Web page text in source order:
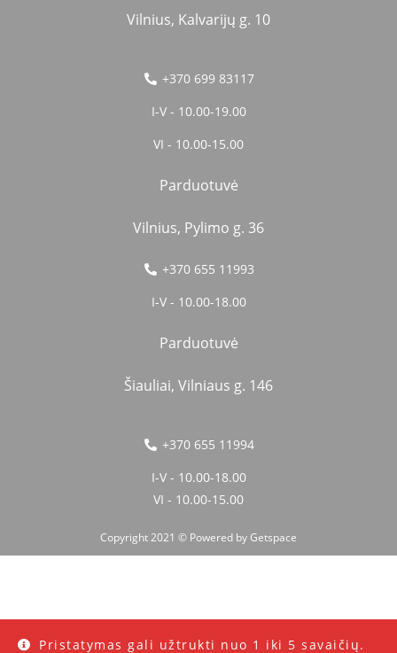
Pristatymas gali užtrukti nuo 1 iki 5 savaičių.
Vilnius, Kalvarijų g. 10
+370 699 83117
I-V - 10.00-19.00
VI - 10.00-15.00
Parduotuvė
Vilnius, Pylimo g. 36
+370 655 11993
I-V - 10.00-18.00
Parduotuvė
Šiauliai, Vilniaus g. 146
+370 655 11994
I-V - 10.00-18.00
VI - 10.00-15.00
Copyright 2021 © Powered byGetspace